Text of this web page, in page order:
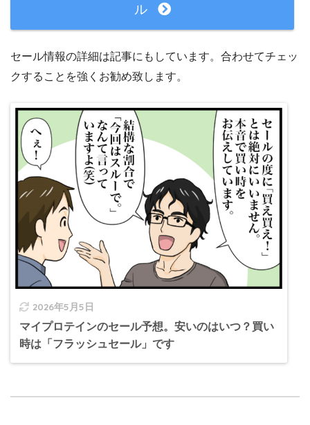
ル
セール情報の詳細は記事にもしています。合わせてチェッ
クすることを強くお勧め致します。
2026年5月5日
マイプロテインのセール予想。安いのはいつ？買い
時は「フラッシュセール」です